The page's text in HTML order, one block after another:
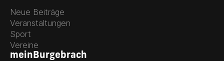
Neue Beiträge
Veranstaltungen
Sport
Vereine
meinBurgebrach